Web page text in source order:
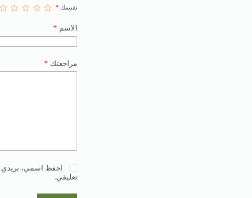
تقييمك *
الاسم *
مراجعتك *
احفظ اسمي، بريدي
تعليقي.